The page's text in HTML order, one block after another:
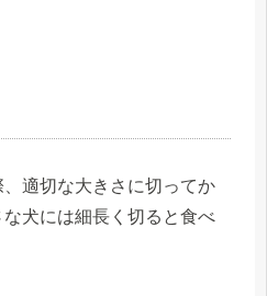
適切な大きさに切ってか
犬には細長く切ると食べ